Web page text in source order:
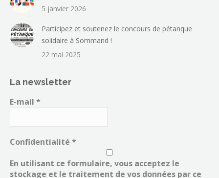
5 janvier 2026
Participez et soutenez le concours de pétanque
solidaire à Sommand !
22 mai 2025
La newsletter
E-mail *
Confidentialité *
En utilisant ce formulaire, vous acceptez le
stockage et le traitement de vos données par ce